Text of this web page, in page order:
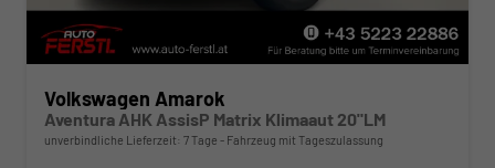
Volkswagen Amarok
Aventura AHK AssisP Matrix Klimaaut 20"LM
unverbindliche Lieferzeit: 7 Tage Fahrzeug mit Tageszulassung